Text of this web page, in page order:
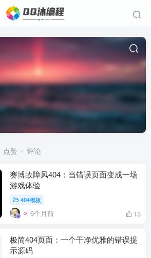
点赞 评论
赛博故障风404：当错误页面变成一场
游戏体验
404模板
6个月前 13
极简404页面：一个干净优雅的错误提
示源码